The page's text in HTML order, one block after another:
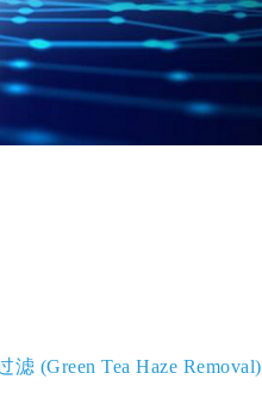
(Green Tea Haze Removal)